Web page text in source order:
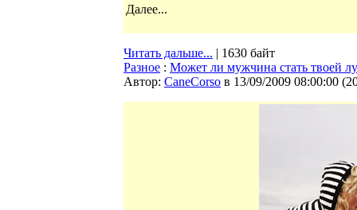
Далее...
Читать дальше... | 1630 байт
Разное : Может ли мужчина стать твоей
Автор: CaneCorso в 13/09/2009 08:00:00 (